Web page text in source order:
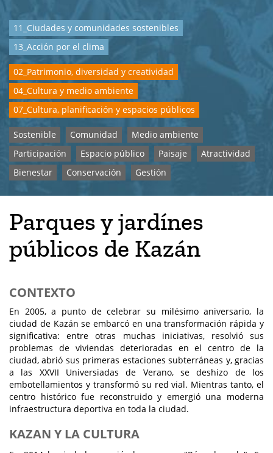
11_Ciudades y comunidades sostenibles
13_Acción por el clima
02_Patrimonio, diversidad y creatividad
04_Cultura y medio ambiente
07_Cultura, planificación y espacios públicos
Sostenible Comunidad
Medio ambiente
Participación
Espacio público Paisaje
Atractividad
Bienestar
Conservación Gestión
Parques y jardínes
públicos de Kazán
CONTEXTO
En 2005, a punto de celebrar su milésimo aniversario, la
ciudad de Kazán se embarcó en una transformación rápida y
significativa: entre otras muchas iniciativas, resolvió sus
problemas de viviendas deterioradas en el centro de la
ciudad, abrió sus primeras estaciones subterráneas y, gracias
a las XXVII Universiadas de Verano, se deshizo de los
embotellamientos y transformó su red vial. Mientras tanto, el
centro histórico fue reconstruido y emergió una moderna
infraestructura deportiva en toda la ciudad.
KAZAN Y LA CULTURA